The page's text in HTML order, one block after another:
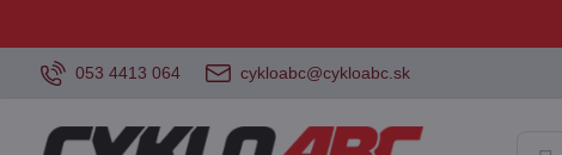
053 4413 064 cykloabc@cykloabc.sk